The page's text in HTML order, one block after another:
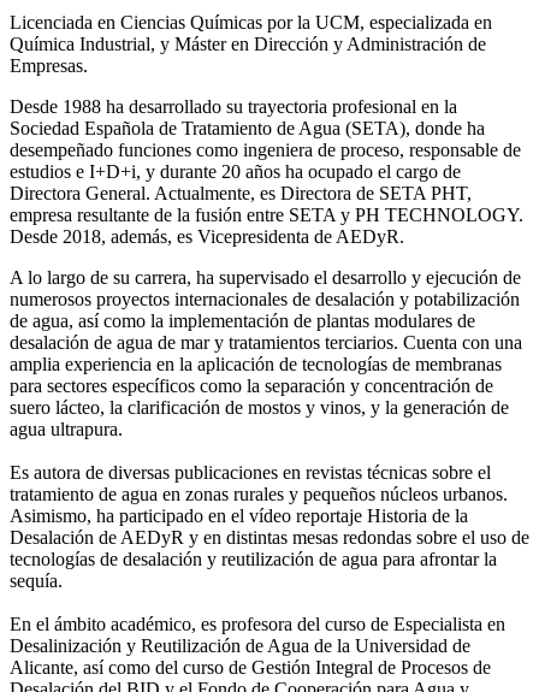
Licenciada en Ciencias Químicas por la UCM, especializada en
Química Industrial, y Máster en Dirección y Administración de
Empresas.
Desde 1988 ha desarrollado su trayectoria profesional en la
Sociedad Española de Tratamiento de Agua (SETA), donde ha
desempeñado funciones como ingeniera de proceso, responsable de
estudios e I+D+i, y durante 20 años ha ocupado el cargo de
Directora General. Actualmente, es Directora de SETA PHT,
empresa resultante de la fusión entre SETA y PH TECHNOLOGY.
Desde 2018, además, es Vicepresidenta de AEDyR.
A lo largo de su carrera, ha supervisado el desarrollo y ejecución de
numerosos proyectos internacionales de desalación y potabilización
de agua, así como la implementación de plantas modulares de
desalación de agua de mar y tratamientos terciarios. Cuenta con una
amplia experiencia en la aplicación de tecnologías de membranas
para sectores específicos como la separación y concentración de
suero lácteo, la clarificación de mostos y vinos, y la generación de
agua ultrapura.
Es autora de diversas publicaciones en revistas técnicas sobre el
tratamiento de agua en zonas rurales y pequeños núcleos urbanos.
Asimismo, ha participado en el vídeo reportaje Historia de la
Desalación de AEDyR y en distintas mesas redondas sobre el uso de
tecnologías de desalación y reutilización de agua para afrontar la
sequía.
En el ámbito académico, es profesora del curso de Especialista en
Desalinización y Reutilización de Agua de la Universidad de
Alicante, así como del curso de Gestión Integral de Procesos de